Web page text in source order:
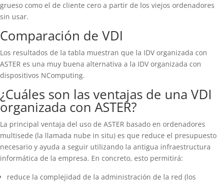
grueso como el de cliente cero a partir de los viejos ordenadores
sin usar.
Comparación de VDI
Los resultados de la tabla muestran que la IDV organizada con
ASTER es una muy buena alternativa a la IDV organizada con
dispositivos NComputing.
¿Cuáles son las ventajas de una VDI
organizada con ASTER?
La principal ventaja del uso de ASTER basado en ordenadores
multisede (la llamada nube in situ) es que reduce el presupuesto
necesario y ayuda a seguir utilizando la antigua infraestructura
informática de la empresa. En concreto, esto permitirá:
reduce la complejidad de la administración de la red (los